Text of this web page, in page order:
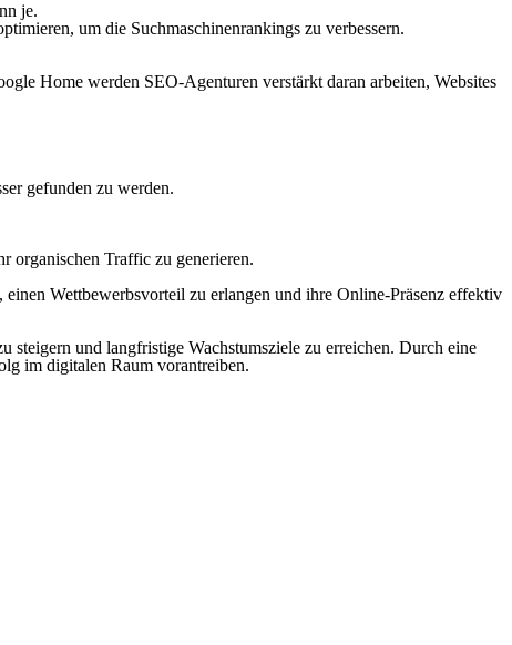
je.
um die Suchmaschinenrankings zu verbessern.
Home werden SEO-Agenturen verstärkt daran arbeiten, Websites
gefunden zu werden.
organischen Traffic zu generieren.
Wettbewerbsvorteil zu erlangen und ihre Online-Präsenz effektiv
steigern und langfristige Wachstumsziele zu erreichen. Durch eine
im digitalen Raum vorantreiben.